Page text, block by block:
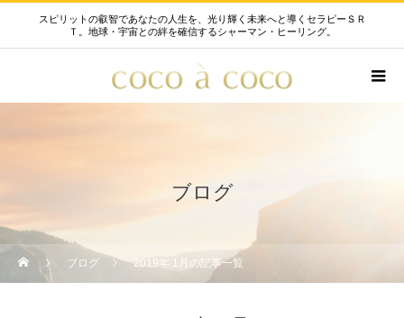
スピリットの叡智であなたの人生を、光り輝く未来へと導くセラピーＳＲ
Ｔ。地球・宇宙との絆を確信するシャーマン・ヒーリング。
ブログ
ブログ 2019年 1月の記事一覧